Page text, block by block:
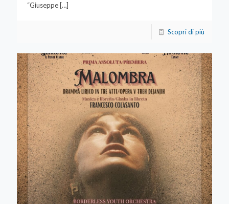
“Giuseppe […]
Scopri di più